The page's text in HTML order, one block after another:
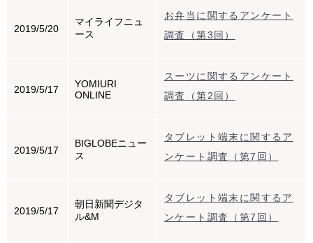
2019/5/20
マイライフニュ
ース
お弁当に関するアンケート
調査（第3回）
2019/5/17
YOMIURI
ONLINE
スーツに関するアンケート
調査（第2回）
2019/5/17
BIGLOBEニュー
ス
タブレット端末に関するア
ンケート調査（第7回）
2019/5/17
朝日新聞デジタ
ル&M
タブレット端末に関するア
ンケート調査（第7回）